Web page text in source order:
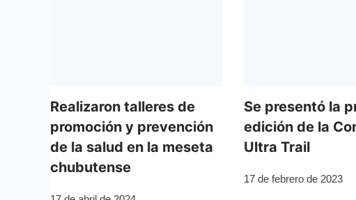
Realizaron talleres de
promoción y prevención
de la salud en la meseta
chubutense
Se presentó la
edición de la
Ultra Trail
17 de febrero de 2023